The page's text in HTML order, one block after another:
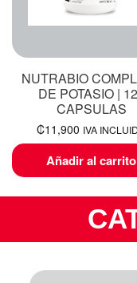
NUTRABIO
DE POTASIO |
CAPSULAS
₡11,900 IVA
Añadir al carrito